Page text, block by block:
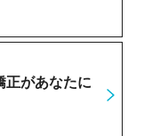
正があなたに